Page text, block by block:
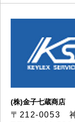
(株)金子七蔵商店
〒212-0053